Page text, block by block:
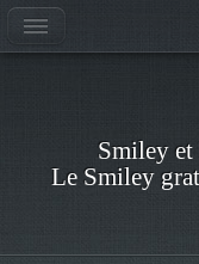
Smiley
Le Smiley